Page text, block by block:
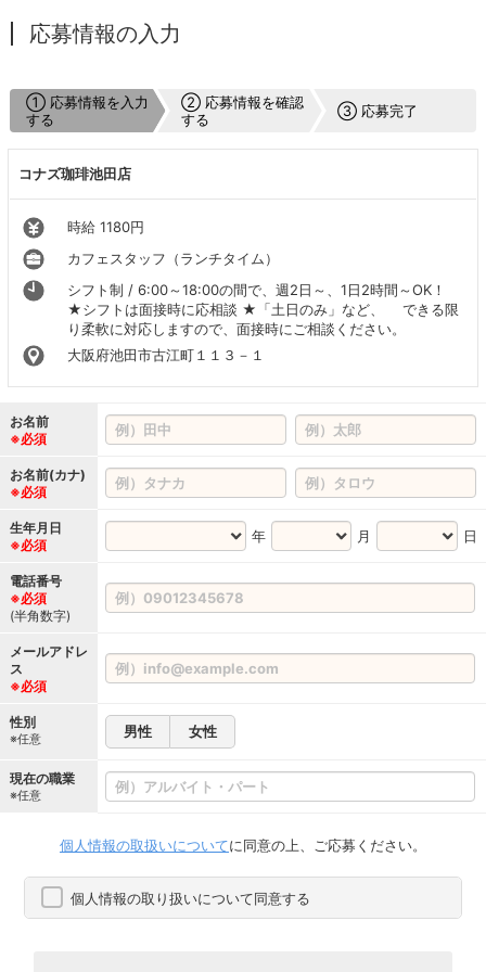
応募情報の入力
① 応募情報を入力
する
② 応募情報を確認
する
③ 応募完了
コナズ珈琲池田店
時給 1180円
カフェスタッフ（ランチタイム）
シフト制 / 6:00～18:00の間で、週2日～、1日2時間～OK！
★シフトは面接時に応相談 ★「土日のみ」など、 できる限
り柔軟に対応しますので、面接時にご相談ください。
大阪府池田市古江町１１３－１
お名前
※必須
お名前(カナ)
※必須
生年月日
※必須
年 月 日
電話番号
※必須
(半角数字)
メールアドレ
ス
※必須
性別
※任意 男性 女性
現在の職業
※任意
個人情報の取扱いについてに同意の上、ご応募ください。
個人情報の取り扱いについて同意する